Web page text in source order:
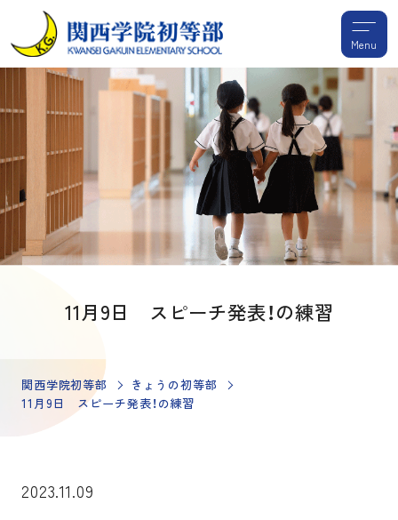
Menu
11月9日 スピーチ発表！の練習
関西学院初等部
きょうの初等部
11月9日 スピーチ発表！の練習
2023.11.09